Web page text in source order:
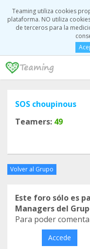
Teaming utiliza cookies
plataforma. NO utiliza
de terceros para la
SOS choupinous
Teamers: 49
Volver al Grupo
Este foro sólo es
Managers del
Para poder
Accede